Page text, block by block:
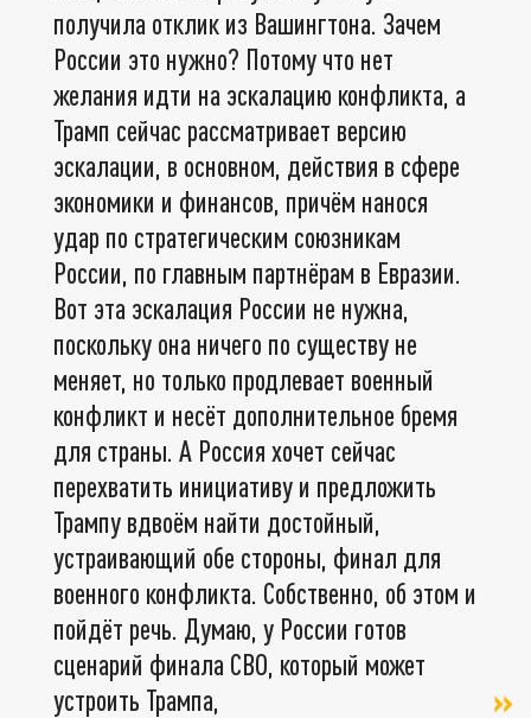
получила отклик из Вашингтона. Зачем
России это нужно? Потому что нет
желания идти на эскалацию конфликта, а
Трамп сейчас рассматривает версию
эскалации, в основном, действия в сфере
экономики и финансов, причём нанося
удар по стратегическим союзникам
России, по главным партнёрам в Евразии.
Вот эта эскалация России не нужна,
поскольку она ничего по существу не
меняет, но только продлевает военный
конфликт и несёт дополнительное бремя
для страны. А Россия хочет сейчас
перехватить инициативу и предложить
Трампу вдвоём найти достойный,
устраивающий обе стороны, финал для
военного конфликта. Собственно, об этом и
пойдёт речь. Думаю, у России готов
сценарий финала СВО, который может
устроить Трампа,